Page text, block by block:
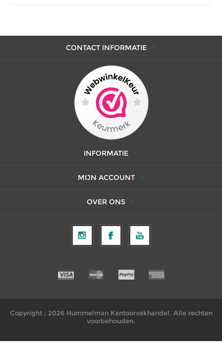
CONTACT INFORMATIE
INFORMATIE
MIJN ACCOUNT
OVER ONS
Copyright ; 2026 Hummelman Kantoorvakhandel. Alle rechten
voorbehouden.